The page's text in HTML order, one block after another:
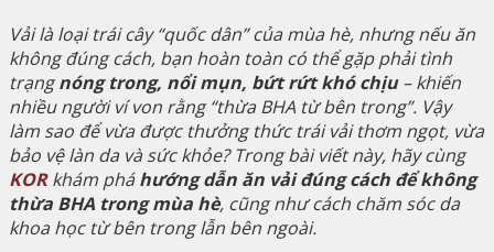
Vải là loại trái cây “quốc dân” của mùa hè, nhưng nếu ăn
không đúng cách, bạn hoàn toàn có thể gặp phải tình
trạngnóng trong, nổi mụn, bứt rứt khó chịu– khiến
nhiều người ví von rằng “thừa BHA từ bên trong”. Vậy
làm sao để vừa được thưởng thức trái vải thơm ngọt, vừa
bảo vệ làn da và sức khỏe? Trong bài viết này, hãy cùng
KORkhám pháhướng dẫn ăn vải đúng cách để không
thừa BHA trong mùa hè, cũng như cách chăm sóc da
khoa học từ bên trong lẫn bên ngoài.